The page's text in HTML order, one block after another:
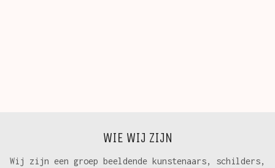
WIE WIJ ZIJN
Wij zijn een groep beeldende kunstenaars, schilders,